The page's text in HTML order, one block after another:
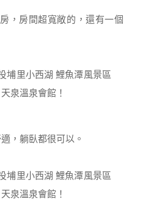
，房間超寬敞的，還有一個
，躺臥都很可以。